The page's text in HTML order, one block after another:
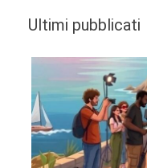
Ultimi pubblicati